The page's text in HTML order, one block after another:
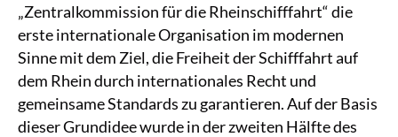
„Zentralkommission für die Rheinschifffahrt“ die
erste internationale Organisation im modernen
Sinne mit dem Ziel, die Freiheit der Schifffahrt auf
dem Rhein durch internationales Recht und
gemeinsame Standards zu garantieren. Auf der Basis
dieser Grundidee wurde in der zweiten Hälfte des